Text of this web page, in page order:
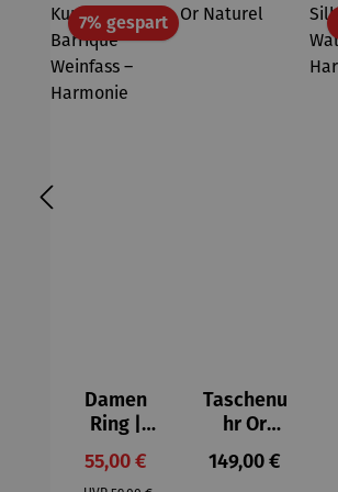
7% gespartRabatt
Damen
Ring |
Kupfer &
Barrique
Verkaufspreis:
55,00 €
Regulärer Preis:
Taschenu
hr Or
Naturel
Regulärer
149,00 €